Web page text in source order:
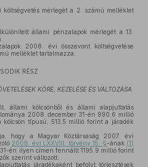
költségvetés mérlegét a 2. számú melléklet
állami pénzalapok mérlegét a 13.
2008. évi összevont költségvetése
melléklet tartalmazza.
RÉSZ
KÖRE, KEZELÉSE ÉS VÁLTOZÁSA
állami kölcsönből és állami alapjuttatás
2008. december 31-én 990,6 millió
típusú, 513,5 millió forint a járadék
hogy a Magyar Köztársaság 2007. évi
2008. évi LXXVIII. törvény 15. §-ának (1)
én ilyen címen fennállt 1195,9 millió forint
szerint változott:
járadékaként befolyt törlesztések